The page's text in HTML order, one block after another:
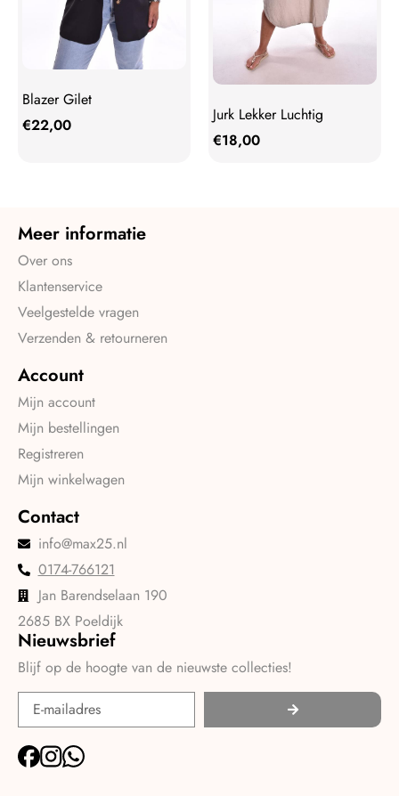
Blazer Gilet
€22,00
Jurk Lekker Luchtig
€18,00
Meer informatie
Over ons
Klantenservice
Veelgestelde vragen
Verzenden & retourneren
Account
Mijn account
Mijn bestellingen
Registreren
Mijn winkelwagen
Contact
info@max25.nl
0174-766121
Jan Barendselaan 190
2685 BX Poeldijk
Nieuwsbrief
Blijf op de hoogte van de nieuwste collecties!